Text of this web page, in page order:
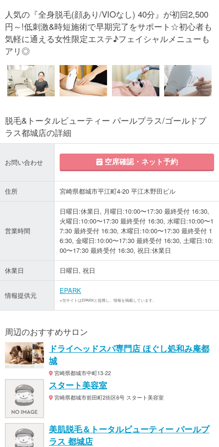
人気の『全身脱毛(顔あり/VIOなし) 40分』が初回2,500
円～!低刺激&時短施術で早期完了をサポート☆初心者も
気軽に通える女性限定エステ♪フェイシャルメニューも
アリ◎
脱毛&トータルビューティー パールプラス/ゴールドプ
ラス都城店の詳細
お問い合わせ 空席確認・ネット予約
住所 宮崎県都城市平江町4-20 平江木野田ビル
営業時間
日曜日:休業日, 月曜日:10:00〜17:30 最終受付 16:30,
火曜日:10:00〜17:30 最終受付 16:30, 水曜日:10:00〜1
7:30 最終受付 16:30, 木曜日:10:00〜17:30 最終受付 1
6:30, 金曜日:10:00〜17:30 最終受付 16:30, 土曜日:10:
00〜17:30 最終受付 16:30, 祝日:休業日
休業日 日曜日, 祝日
情報提供元
EPARK
※当サイトはEPARKと提携し、情報を掲載しています。
周辺のおすすめサロン
ドライヘッドスパ専門店 ほぐし処和み庵都
城
宮崎県都城市中町13-22
スタート美容室
宮崎県都城市前田町2街区6号 スタート美容室
美肌脱毛＆トータルビューティー パールプ
ラス 都城店